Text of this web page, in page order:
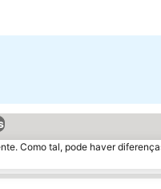
Como tal, pode haver